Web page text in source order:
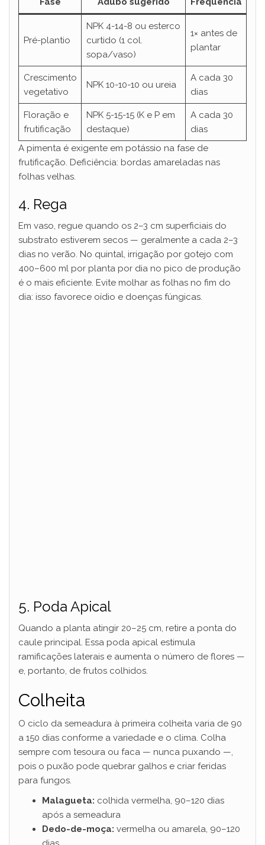
Pré-plantio
NPK 4-14-8 ou esterco
curtido (1 col.
sopa/vaso)
1× antes de
plantar
Crescimento
vegetativo
NPK 10-10-10 ou ureia
A cada 30
dias
Floração e
frutificação
NPK 5-15-15 (K e P em
destaque)
A cada 30
dias
A pimenta é exigente em potássio na fase de
frutificação. Deficiência: bordas amareladas nas
folhas velhas.
4. Rega
Em vaso, regue quando os 2–3 cm superficiais do
substrato estiverem secos — geralmente a cada 2–3
dias no verão. No quintal, irrigação por gotejo com
400–600 ml por planta por dia no pico de produção
é o mais eficiente. Evite molhar as folhas no fim do
dia: isso favorece oídio e doenças fúngicas.
5. Poda Apical
Quando a planta atingir 20–25 cm, retire a ponta do
caule principal. Essa poda apical estimula
ramificações laterais e aumenta o número de flores —
e, portanto, de frutos colhidos.
Colheita
O ciclo da semeadura à primeira colheita varia de 90
a 150 dias conforme a variedade e o clima. Colha
sempre com tesoura ou faca — nunca puxando —,
pois o puxão pode quebrar galhos e criar feridas
para fungos.
Malagueta: colhida vermelha, 90–120 dias
após a semeadura
Dedo-de-moça: vermelha ou amarela, 90–120